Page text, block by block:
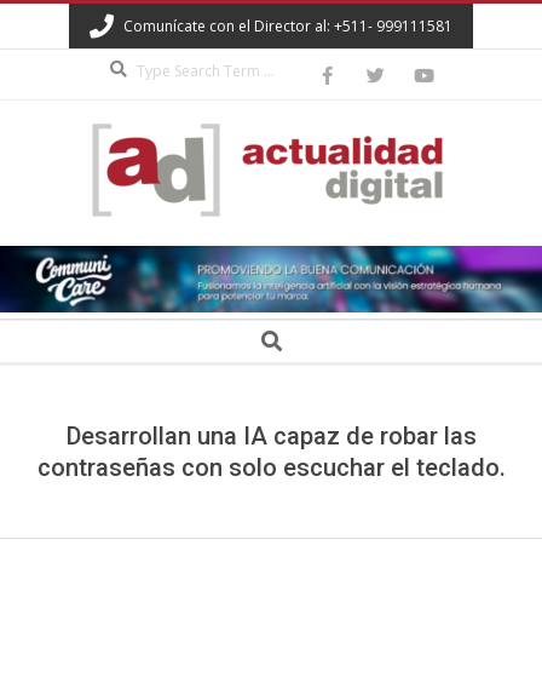
to
Comunícate con el Director al: +511- 999111581
ACTUALIDAD
DIGITAL Search
Desarrollan una IA capaz de robar las
contraseñas con solo escuchar el teclado.